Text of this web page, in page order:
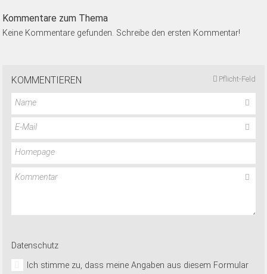
Kommentare zum Thema
Keine Kommentare gefunden. Schreibe den ersten Kommentar!
Pflicht-Feld
KOMMENTIEREN
Name
E-Mail
Homepage
Kommentar
Datenschutz
Ich stimme zu, dass meine Angaben aus diesem Formular